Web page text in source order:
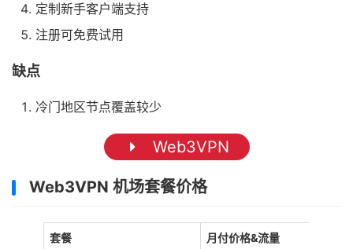
定制新手客户端支持
注册可免费试用
缺点
冷门地区节点覆盖较少
Web3VPN
Web3VPN 机场套餐价格
套餐 月付价格&流量